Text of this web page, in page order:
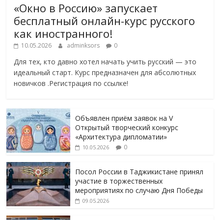
«Окно в Россию» запускает
бесплатный онлайн-курс русского
как иностранного!
10.05.2026 adminksors 0
Для тех, кто давно хотел начать учить русский — это
идеальный старт. Курс предназначен для абсолютных
новичков .Регистрация по ссылке!
Объявлен приём заявок на V
Открытый творческий конкурс
«Архитектура дипломатии»
10.05.2026 0
Посол России в Таджикистане принял
участие в торжественных
мероприятиях по случаю Дня Победы
09.05.2026